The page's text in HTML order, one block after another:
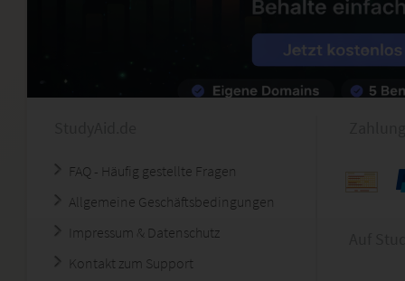
FAQ - Häufig gestellte Fragen
Allgemeine Geschäftsbedingungen
Impressum & Datenschutz
Kontakt zum Support